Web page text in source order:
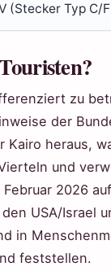
(Stecker Typ C/
zu
der
Kairo heraus,
und
2026
USA/Israel
in
feststellen.